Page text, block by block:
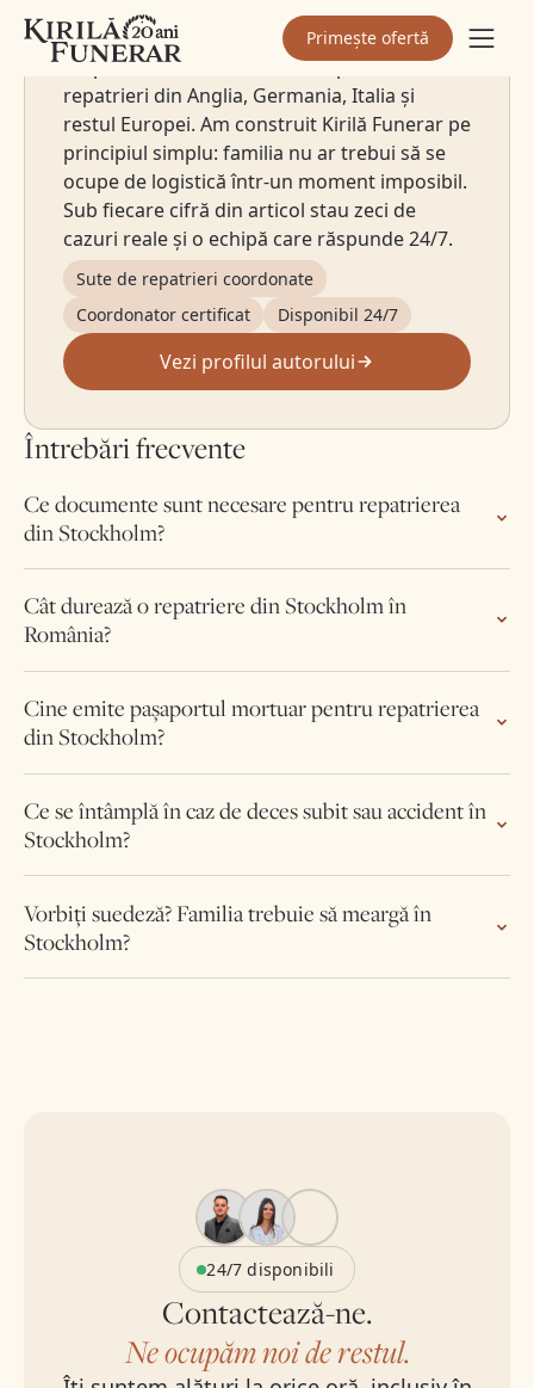
Primește ofertă
Sebastian Kirilă
Fondator Kirilă Funerar
De peste 20 de ani coordonez personal
repatrieri din Anglia, Germania, Italia și
restul Europei. Am construit Kirilă Funerar pe
principiul simplu: familia nu ar trebui să se
ocupe de logistică într-un moment imposibil.
Sub fiecare cifră din articol stau zeci de
cazuri reale și o echipă care răspunde 24/7.
Sute de repatrieri coordonate
Coordonator certificat
Disponibil 24/7
Vezi profilul autorului
Întrebări frecvente
Ce documente sunt necesare pentru repatrierea
din Stockholm?
Cât durează o repatriere din Stockholm în
România?
Cine emite pașaportul mortuar pentru repatrierea
din Stockholm?
Ce se întâmplă în caz de deces subit sau accident în
Stockholm?
Vorbiți suedeză? Familia trebuie să meargă în
Stockholm?
24/7 disponibili
Contactează-ne.
Ne ocupăm noi de restul.